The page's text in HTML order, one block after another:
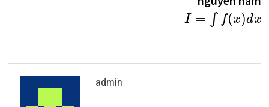
I = ∫ f(x)dx
admin